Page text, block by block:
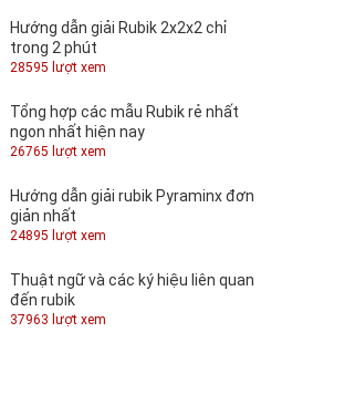
Hướng dẫn giải Rubik 2x2x2 chỉ
trong 2 phút
28595 lượt xem
Tổng hợp các mẫu Rubik rẻ nhất
ngon nhất hiện nay
26765 lượt xem
Hướng dẫn giải rubik Pyraminx đơn
giản nhất
24895 lượt xem
Thuật ngữ và các ký hiệu liên quan
đến rubik
37963 lượt xem